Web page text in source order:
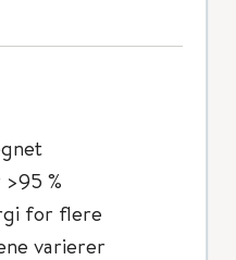
%
for flere
varierer